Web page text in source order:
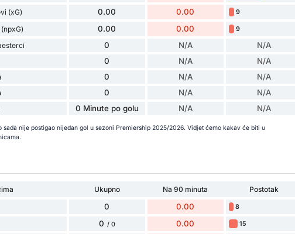
(xG) 0.00 0.00 9
0.00 0.00 9
0 N/A N/A
0 N/A N/A
0 N/A N/A
0 N/A N/A
0 Minute po golu N/A N/A
sada nije postigao nijedan gol u sezoni Premiership 2025/2026. Vidjet ćemo kakav će biti u
Ukupno Na 90 minuta
Postotak
0 0.00 8
0 / 0 0.00 15